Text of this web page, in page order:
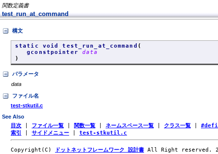
関数定義書
test_run_at_command
構文
static void test_run_at_command (
gconstpointer data
)
パラメータ
data
ファイル名
test-stkutil.c
See Also
目次 ファイル一覧 関数一覧 ネームスペース一覧 クラス一覧
索引
サイドメニュー test-stkutil.c
Copyright(C) ドットネットフレームワーク 設計書 All Right reserved.